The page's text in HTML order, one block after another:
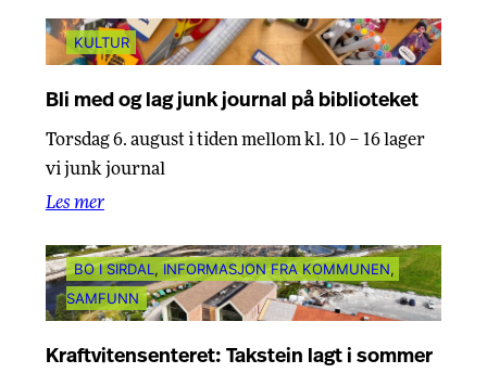
KULTUR
Bli med og lag junk journal på biblioteket
Torsdag 6. august i tiden mellom kl. 10 – 16 lager
vi junk journal
Les mer
BO I SIRDAL , INFORMASJON FRA KOMMUNEN
SAMFUNN
Kraftvitensenteret: Takstein lagt i sommer